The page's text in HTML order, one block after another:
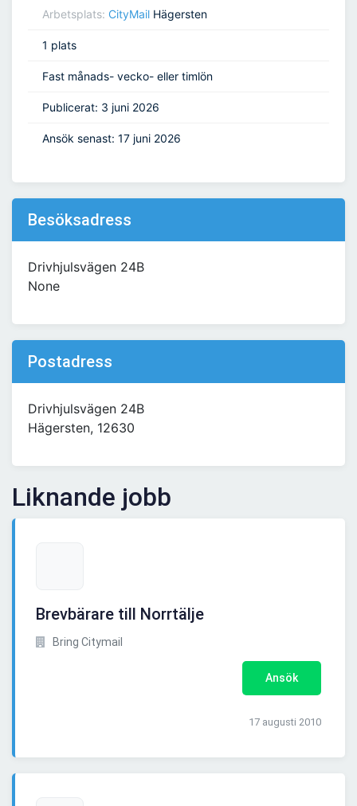
Arbetsplats: CityMail Hägersten
1 plats
Fast månads- vecko- eller timlön
Publicerat: 3 juni 2026
Ansök senast: 17 juni 2026
Besöksadress
Drivhjulsvägen 24B
None
Postadress
Drivhjulsvägen 24B
Hägersten, 12630
Liknande jobb
Brevbärare till Norrtälje
Bring Citymail
Ansök
17 augusti 2010